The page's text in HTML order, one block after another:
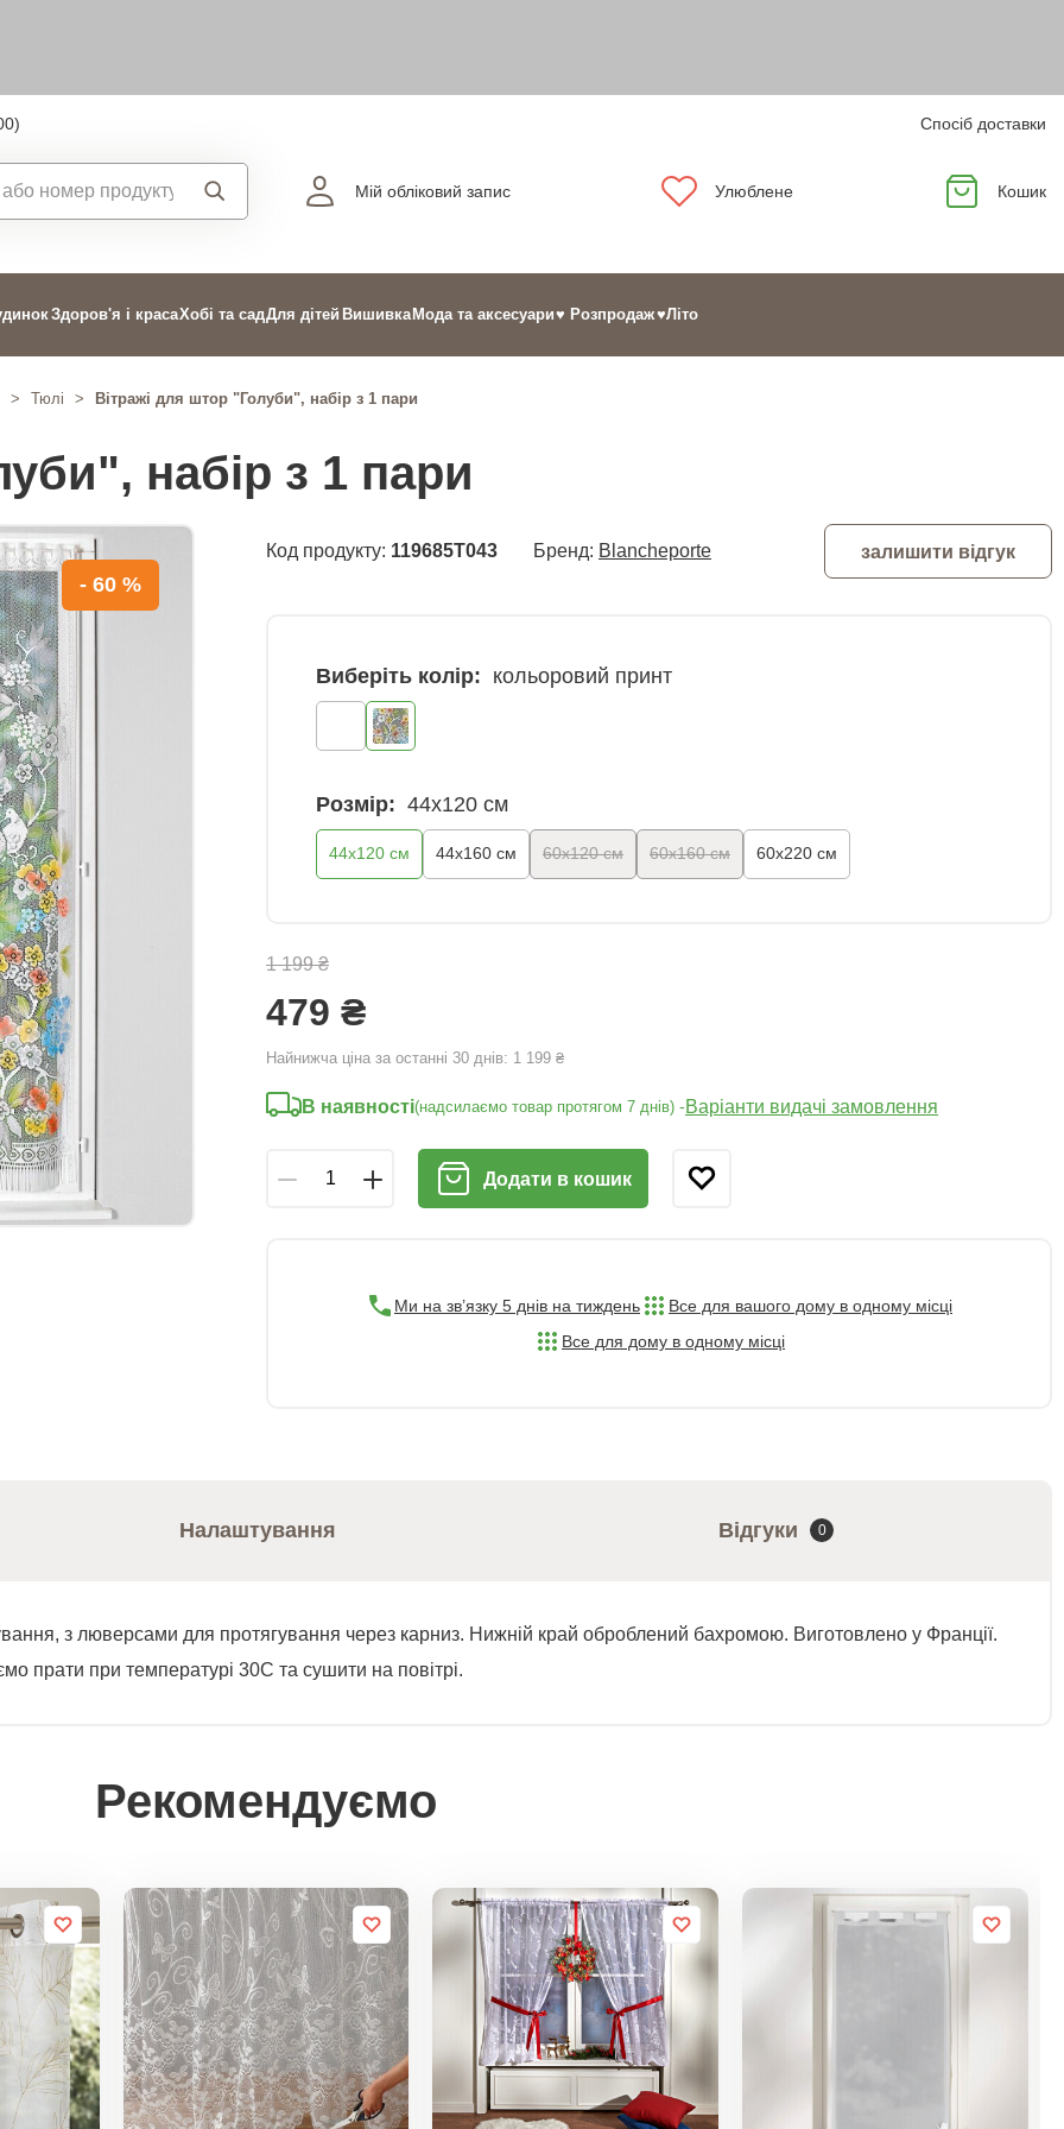
Спосіб доставки
Мій обліковий запис Улюблене Кошик
Здоров'я і красаХобі та садДля дітей Вишивка Мода та аксесуари♥ Розпродаж♥Літо
> Тюлі > Вітражі для штор "Голуби", набір з 1 пари
набір з 1 пари
- 60 %
Код продукту: 119685T043 Бренд: Blancheporte залишити відгук
Виберіть колір: кольоровий принт
Розмір: 44x120 см
44x120 см 44х160 см 60x120 см 60x160 см 60x220 см
1 199 ₴
479 ₴
Найнижча ціна за останні 30 днів: 1 199 ₴
В наявності(надсилаємо товар протягом 7 днів) -Варіанти видачі замовлення
Додати в кошик
Ми на зв’язку 5 днів на тиждень
Все для вашого дому в одному місці
Все для дому в одному місці
Налаштування Відгуки 0
з люверсами для протягування через карниз. Нижній край оброблений бахромою. Виготовлено у Франції.
прати при температурі 30C та сушити на повітрі.
Рекомендуємо